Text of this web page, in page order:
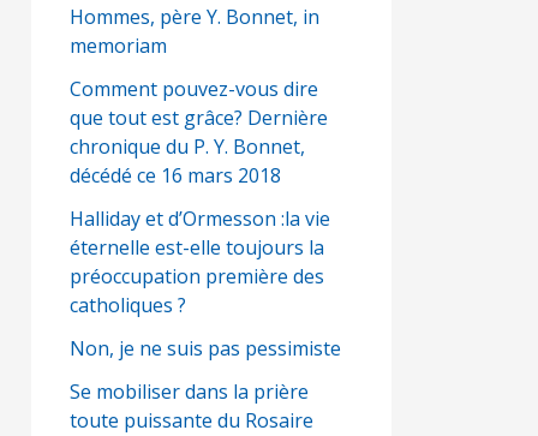
Hommes, père Y. Bonnet, in
memoriam
Comment pouvez-vous dire
que tout est grâce? Dernière
chronique du P. Y. Bonnet,
décédé ce 16 mars 2018
Halliday et d’Ormesson :la vie
éternelle est-elle toujours la
préoccupation première des
catholiques ?
Non, je ne suis pas pessimiste
Se mobiliser dans la prière
toute puissante du Rosaire